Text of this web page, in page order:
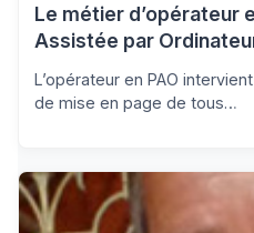
Le métier d’opérateur
Assistée par
L’opérateur en PAO
de mise en page de tous…